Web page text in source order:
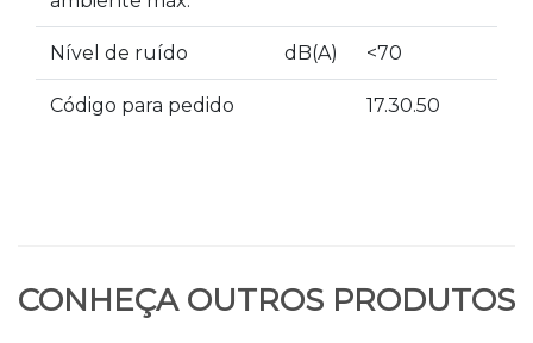
Nível de ruído dB(A) <70
Código para pedido 17.30.50
CONHEÇA OUTROS PRODUTOS